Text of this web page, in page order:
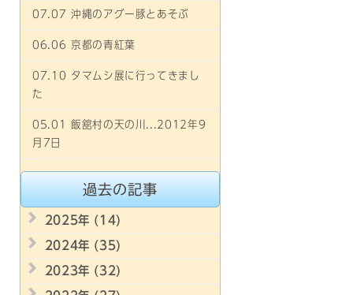
07.07 沖縄のアグー豚とあそぶ
06.06 京都の青紅葉
07.10 タマムシ展に行ってきまし
た
05.01 飯舘村の天の川...2012年9
月7日
過去の記事
2025年 (14)
2024年 (35)
2023年 (32)